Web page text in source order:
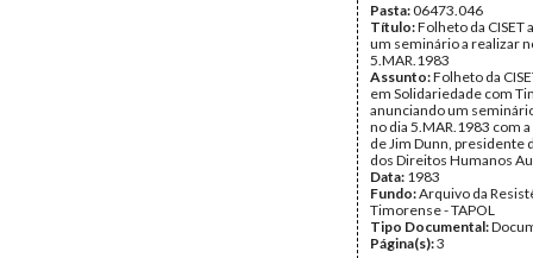
Pasta:06473.046
Título:Folheto da CISET
um seminário a realizar
5.MAR.1983
Assunto:Folheto da
em Solidariedade com
anunciando um
no dia 5.MAR.1983 com
de Jim Dunn, presidente
dos Direitos Humanos
Data: 1983
Fundo:Arquivo da
Timorense - TAPOL
Tipo Documental:
Página(s):3